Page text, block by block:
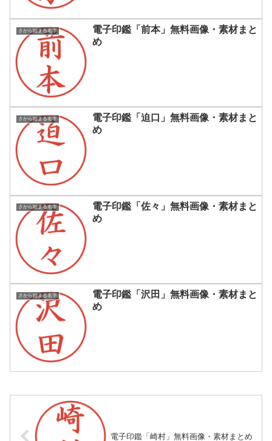
さから始まる名字
電子印鑑「前本」無料画像・素材まと
め
さから始まる名字
電子印鑑「迫口」無料画像・素材まと
め
さから始まる名字
電子印鑑「佐々」無料画像・素材まと
め
さから始まる名字
電子印鑑「沢田」無料画像・素材まと
め
電子印鑑「崎村」無料画像・素材まとめ